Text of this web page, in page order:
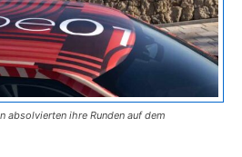
absolvierten ihre Runden auf dem